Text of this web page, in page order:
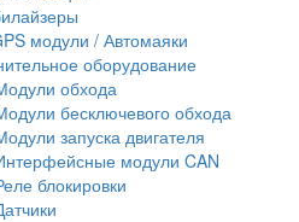
модули / Автомаяки
оборудование
обхода
бесключевого обхода
запуска двигателя
модули CAN
блокировки